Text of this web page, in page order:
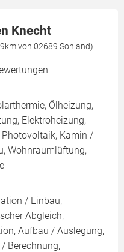
Knecht
von 02689 Sohland)
Ölheizung,
Elektroheizung,
Photovoltaik, Kamin /
Wohnraumlüftung,
/ Einbau,
Abgleich,
Aufbau / Auslegung,
Berechnung,